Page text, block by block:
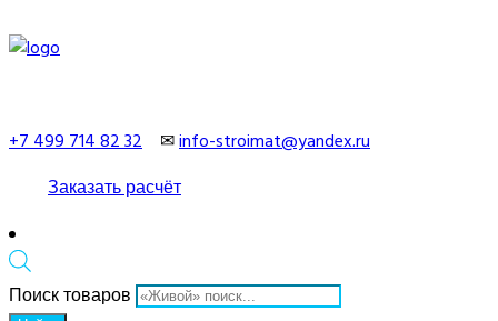
+7 499 714 82 32 ✉info-stroimat@yandex.ru
Заказать расчёт
Поиск товаров